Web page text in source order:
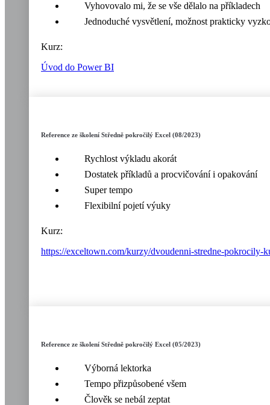
Vyhovovalo mi, že se vše dělalo na příkladech
Jednoduché vysvětlení, možnost prakticky
Kurz:
Úvod do Power BI
Reference ze školení Středně pokročilý Excel (08/2023)
Rychlost výkladu akorát
Dostatek příkladů a procvičování i opakování
Super tempo
Flexibilní pojetí výuky
Kurz:
https://exceltown.com/kurzy/dvoudenni-stredne-pokrocily-
Reference ze školení Středně pokročilý Excel (05/2023)
Výborná lektorka
Tempo přizpůsobené všem
Člověk se nebál zeptat